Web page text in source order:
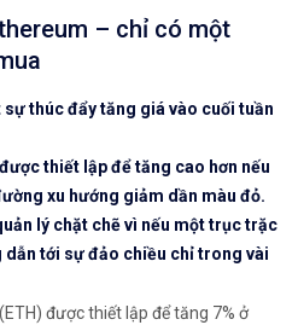
– chỉ có một
thúc đẩy tăng giá vào cuối tuần
thiết lập để tăng cao hơn nếu
xu hướng giảm dần màu đỏ.
lý chặt chẽ vì nếu một trục trặc
dẫn tới sự đảo chiều chỉ trong vài
được thiết lập để tăng 7% ở